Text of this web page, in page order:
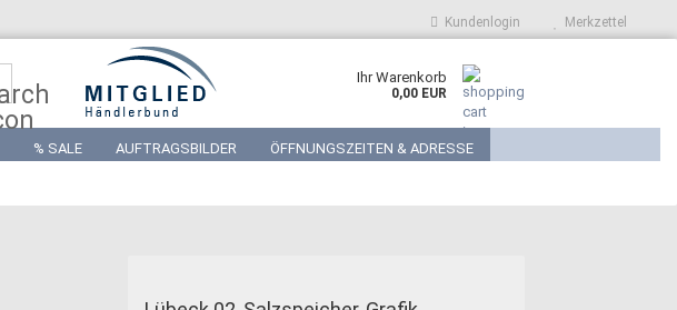
Kundenlogin Merkzettel
Ihr Warenkorb
0,00 EUR
% SALE AUFTRAGSBILDER ÖFFNUNGSZEITEN & ADRESSE